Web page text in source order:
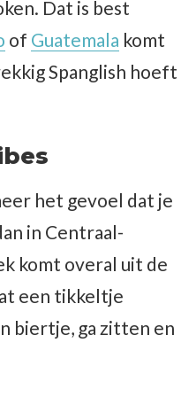
Dat is best
of Guatemala komt
Spanglish hoeft
het gevoel dat je
in Centraal-
komt overal uit de
een tikkeltje
biertje, ga zitten en